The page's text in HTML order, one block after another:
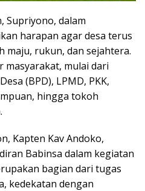
Supriyono, dalam
harapan agar desa terus
maju, rukun, dan sejahtera.
masyarakat, mulai dari
(BPD), LPMD, PKK,
hingga tokoh
Kapten Kav Andoko,
Babinsa dalam kegiatan
bagian dari tugas
kedekatan dengan